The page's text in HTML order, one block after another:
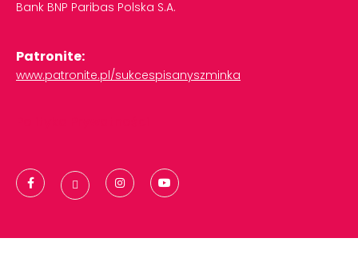
Bank BNP Paribas Polska S.A.
Patronite:
www.patronite.pl/sukcespisanyszminka